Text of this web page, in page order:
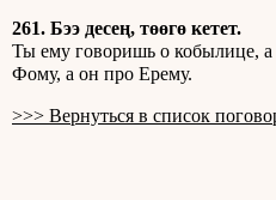
261. Бээ десең, төөгө кетет.
Ты ему говоришь о кобылице,
Фому, а он про Ерему.
>>> Вернуться в список